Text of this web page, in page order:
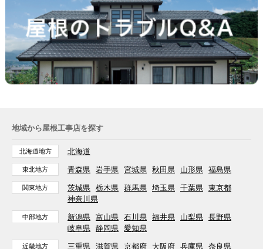
地域から屋根工事店を探す
北海道地方 北海道
東北地方 青森県 岩手県 宮城県 秋田県 山形県 福島県
関東地方 茨城県 栃木県 群馬県 埼玉県 千葉県 東京都
神奈川県
中部地方 新潟県 富山県 石川県 福井県 山梨県 長野県
岐阜県 静岡県 愛知県
近畿地方 三重県 滋賀県 京都府 大阪府 兵庫県 奈良県